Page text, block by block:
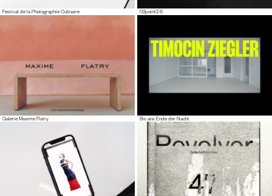
Festival de la Photographie Culinaire 02point2 6
Galerie Maxime Flatry Bis ans Ende der Nacht